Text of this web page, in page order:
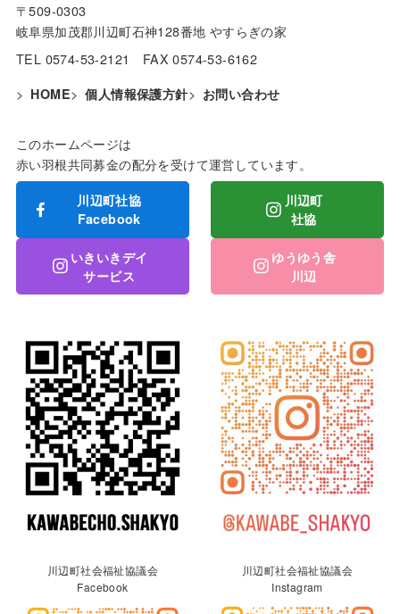
〒509-0303
岐阜県加茂郡川辺町石神128番地 やすらぎの家
TEL 0574-53-2121 FAX 0574-53-6162
HOME 個人情報保護方針 お問い合わせ
このホームページは
赤い羽根共同募金の配分を受けて運営しています。
川辺町社協
Facebook
川辺町
社協
いきいきデイ
サービス
ゆうゆう舎
川辺
川辺町社会福祉協議会
Facebook
川辺町社会福祉協議会
Instagram